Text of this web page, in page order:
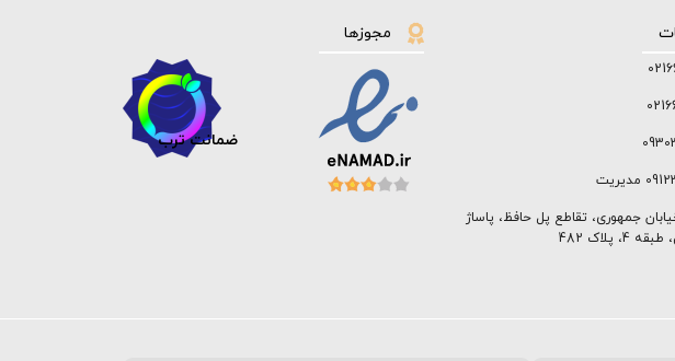
مدیریت
جمهوری، تقاطع پل حافظ، پاساژ
4، پلاک 482
مجوزها
ضمانت ترب